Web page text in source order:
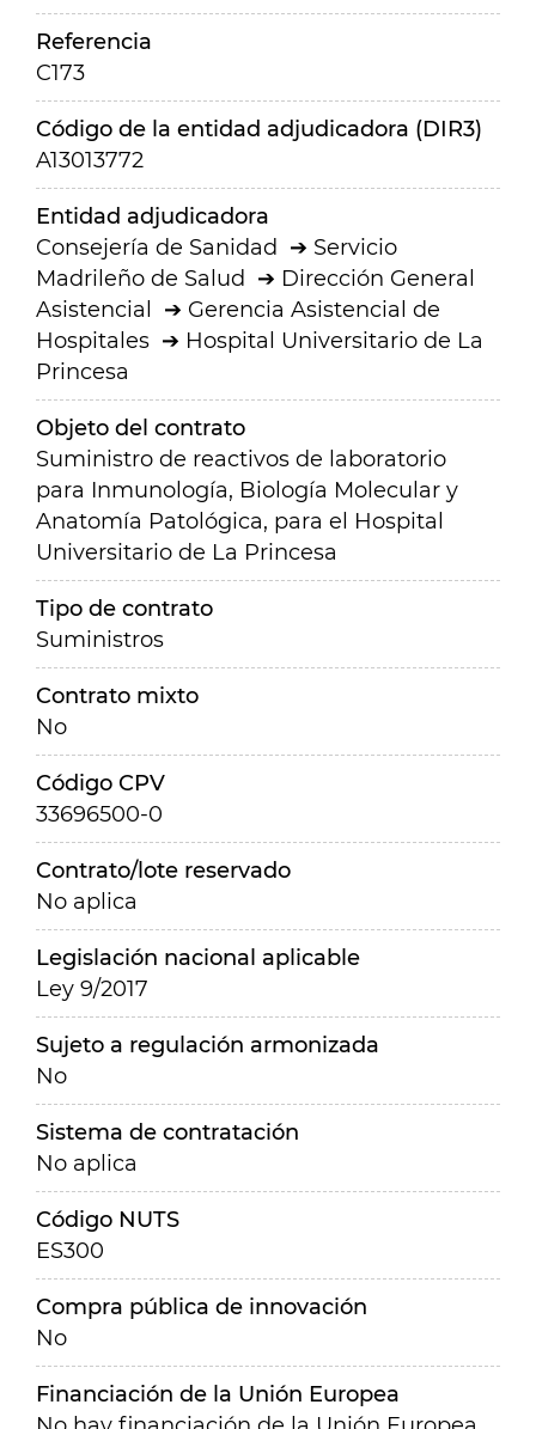
Referencia
C173
Código de la entidad adjudicadora (DIR3)
A13013772
Entidad adjudicadora
Consejería de Sanidad
Servicio
Madrileño de Salud
Dirección General
Asistencial
Gerencia Asistencial de
Hospitales
Hospital Universitario de La
Princesa
Objeto del contrato
Suministro de reactivos de laboratorio
para Inmunología, Biología Molecular y
Anatomía Patológica, para el Hospital
Universitario de La Princesa
Tipo de contrato
Suministros
Contrato mixto
No
Código CPV
33696500-0
Contrato/lote reservado
No aplica
Legislación nacional aplicable
Ley 9/2017
Sujeto a regulación armonizada
No
Sistema de contratación
No aplica
Código NUTS
ES300
Compra pública de innovación
No
Financiación de la Unión Europea